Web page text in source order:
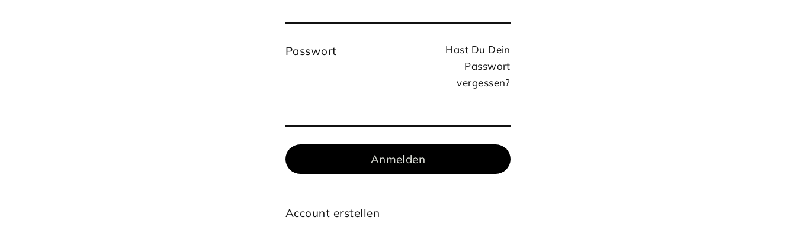
Passwort
Hast Du Dein
Passwort
vergessen?
Anmelden
Account erstellen